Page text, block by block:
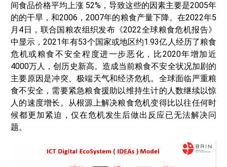
间食品价格平均上涨 52%，导致这些的因素主要是2005年
的的干旱，和2006，2007年的粮食产量下降。在2022年5
月4日，联合国粮农组织发布《2022全球粮食危机报告》
中显示，2021年有53个国家或地区约1.93亿人经历了粮食
危机或粮食不安全程度进一步恶化，比2020年增加近
4000万人，创历史新高。造成当前粮食不安全状况加剧的
主要原因是冲突、极端天气和经济危机。全球面临严重粮
食不安全，需要紧急粮食援助以维持生计的人数继续以惊
人的速度增长。从根源上解决粮食危机变得比以往任何时
候都更加紧迫，仅在危机发生后做出反应已无法解决问
题。